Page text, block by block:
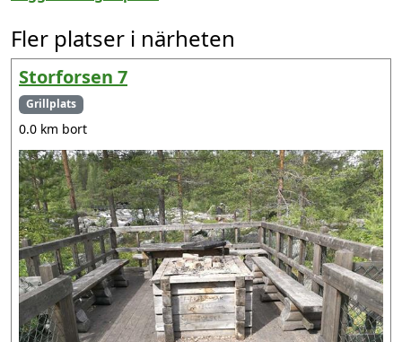
Fler platser i närheten
Storforsen 7
Grillplats
0.0 km bort